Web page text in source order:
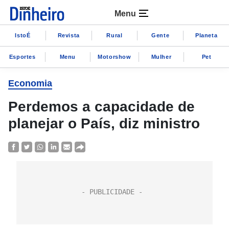
Menu
IstoÉ Revista Rural Gente Planeta
Esportes Menu Motorshow Mulher Pet
Economia
Perdemos a capacidade de
planejar o País, diz ministro